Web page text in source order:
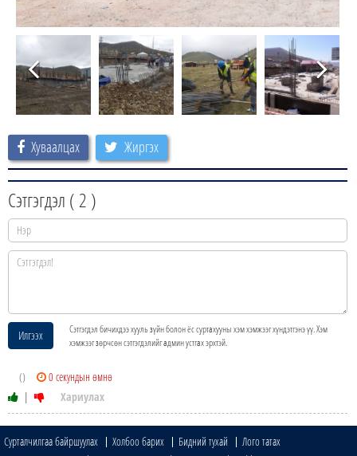
Хуваалцах Жиргэх
Сэтгэгдэл (2 )
Илгээх
Сэтгэгдэл бичихдээ хууль зүйн болон ёс суртахууны хэм хэмжээг хүндэтгэнэ үү. Хэм
хэмжээг зөрчсөн сэтгэгдэлийг админ устгах эрхтэй.
()
0 секундын өмнө
|
Хариулах
Сурталчилгаа байршуулах Холбоо барих Бидний тухай
Лого татах